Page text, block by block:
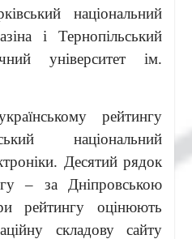
національний
і Тернопiльський
університет iм.
рейтингу
національний
Десятий рядок
– за Дніпровською
рейтингу оцінюють
складову сайту